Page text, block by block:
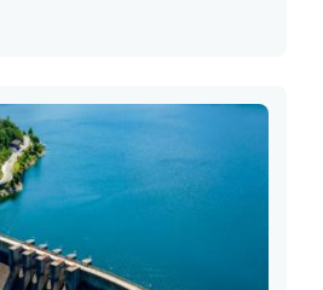
pour propriétaires et